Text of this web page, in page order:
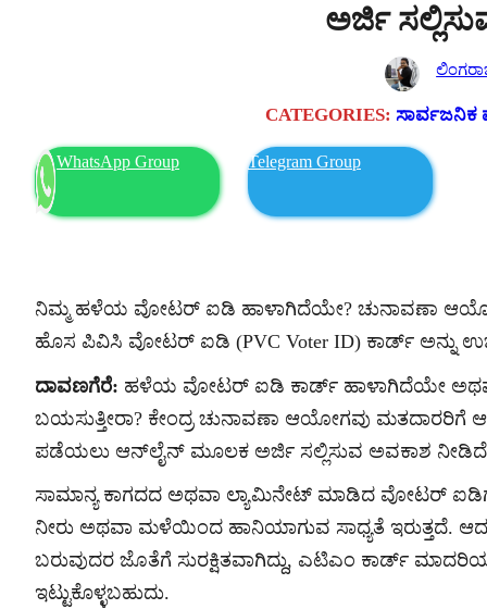
ಅರ್ಜಿ
CATEGORIES: ಸಾರ್ವಜನಿಕ
WhatsApp Group Telegram Group
ನಿಮ್ಮ ಹಳೆಯ ವೋಟರ್ ಐಡಿ ಹಾಳಾಗಿದೆಯೇ? ಚುನಾವಣಾ
ಹೊಸ ಪಿವಿಸಿ ವೋಟರ್ ಐಡಿ (PVC Voter ID) ಕಾರ್ಡ್ ಅನ್ನು
ದಾವಣಗೆರೆ: ಹಳೆಯ ವೋಟರ್ ಐಡಿ ಕಾರ್ಡ್ ಹಾಳಾಗಿದೆಯೇ
ಬಯಸುತ್ತೀರಾ? ಕೇಂದ್ರ ಚುನಾವಣಾ ಆಯೋಗವು ಮತದಾರರಿಗೆ
ಪಡೆಯಲು ಆನ್‌ಲೈನ್ ಮೂಲಕ ಅರ್ಜಿ ಸಲ್ಲಿಸುವ ಅವಕಾಶ
ಸಾಮಾನ್ಯ ಕಾಗದದ ಅಥವಾ ಲ್ಯಾಮಿನೇಟ್ ಮಾಡಿದ ವೋಟರ್
ನೀರು ಅಥವಾ ಮಳೆಯಿಂದ ಹಾನಿಯಾಗುವ ಸಾಧ್ಯತೆ ಇರುತ್ತದೆ.
ಬರುವುದರ ಜೊತೆಗೆ ಸುರಕ್ಷಿತವಾಗಿದ್ದು, ಎಟಿಎಂ ಕಾರ್ಡ್
ಇಟ್ಟುಕೊಳ್ಳಬಹುದು.